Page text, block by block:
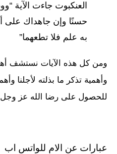
العنكبوت جاءت الآية
حسنًا وإن جاهداك
به علم فلا تطعهما”
ومن كل هذه الآيات نستشف
وأهمية تذكر ما بذلته لأجلنا
للحصول على رضا الله عز
عبارات عن الام للواتس اب